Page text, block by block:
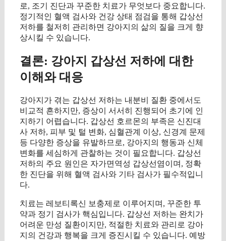
로, 조기 진단과 꾸준한 치료가 무엇보다 중요합니다.
정기적인 혈액 검사와 건강 상태 점검을 통해 갑상선
저하를 철저히 관리하면 강아지의 삶의 질을 크게 향
상시킬 수 있습니다.
결론: 강아지 갑상선 저하에 대한
이해와 대응
강아지가 겪는 갑상선 저하는 내분비 질환 중에서도
비교적 흔하지만, 증상이 서서히 진행되어 초기에 인
지하기 어렵습니다. 갑상선 호르몬의 부족은 신진대
사 저하, 피부 및 털 변화, 심혈관계 이상, 신경계 문제
등 다양한 증상을 유발하므로, 강아지의 행동과 신체
변화를 세심하게 관찰하는 것이 필요합니다. 갑상선
저하의 주요 원인은 자가면역성 갑상선염이며, 정확
한 진단을 위해 혈액 검사와 기타 검사가 필수적입니
다.
치료는 레보티록신 보충제로 이루어지며, 꾸준한 투
약과 정기 검사가 핵심입니다. 갑상선 저하는 완치가
어려운 만성 질환이지만, 적절한 치료와 관리로 강아
지의 건강과 행복을 크게 증진시킬 수 있습니다. 예방